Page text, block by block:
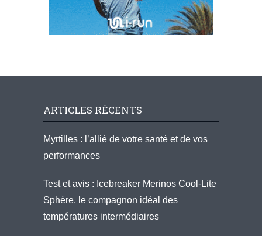
ARTICLES RÉCENTS
Myrtilles : l’allié de votre santé et de vos
performances
Test et avis : Icebreaker Merinos Cool-Lite
Sphère, le compagnon idéal des
températures intermédiaires